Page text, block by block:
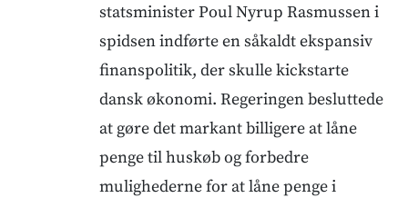
statsminister Poul Nyrup Rasmussen i
spidsen indførte en såkaldt ekspansiv
finanspolitik, der skulle kickstarte
dansk økonomi. Regeringen besluttede
at gøre det markant billigere at låne
penge til huskøb og forbedre
mulighederne for at låne penge i